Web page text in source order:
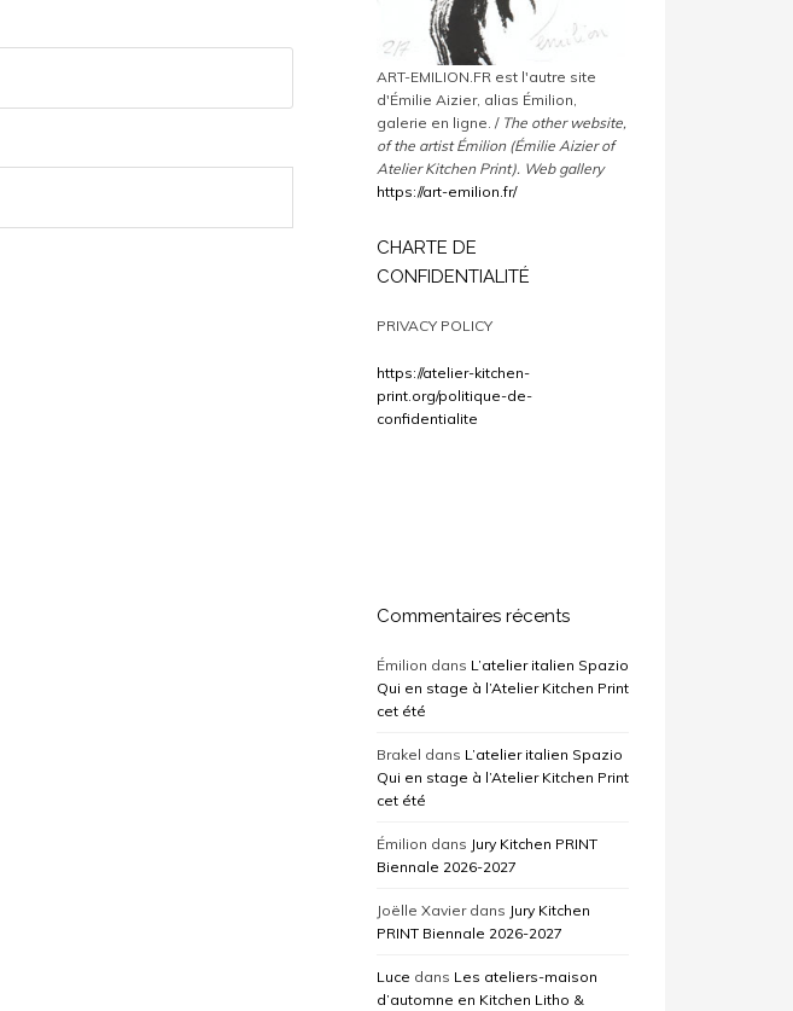
ART-EMILION.FR est l'autre site
d'Émilie Aizier, alias Émilion,
galerie en ligne. / The other website,
of the artist Émilion (Émilie Aizier of
Atelier Kitchen Print). Web gallery
https://art-emilion.fr/
CHARTE DE
CONFIDENTIALITÉ
PRIVACY POLICY
https://atelier-kitchen-
print.org/politique-de-
confidentialite
Commentaires récents
Émilion dans L’atelier italien Spazio
Qui en stage à l’Atelier Kitchen Print
cet été
Brakel dans L’atelier italien Spazio
Qui en stage à l’Atelier Kitchen Print
cet été
Émilion dans Jury Kitchen PRINT
Biennale 2026-2027
Joëlle Xavierdans Jury Kitchen
PRINT Biennale 2026-2027
Luce dans Les ateliers-maison
d’automne en Kitchen Litho &